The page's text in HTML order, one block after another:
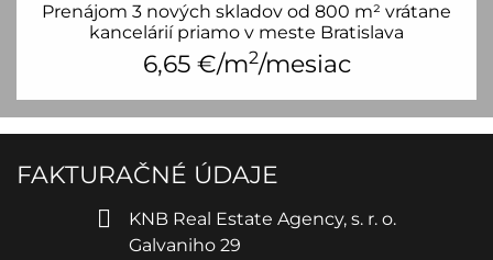
Prenájom 3 nových skladov od 800 m² vrátane
kancelárií priamo v meste Bratislava
6,65 €/m2/mesiac
FAKTURAČNÉ ÚDAJE
KNB Real Estate Agency, s. r. o.
Galvaniho 29